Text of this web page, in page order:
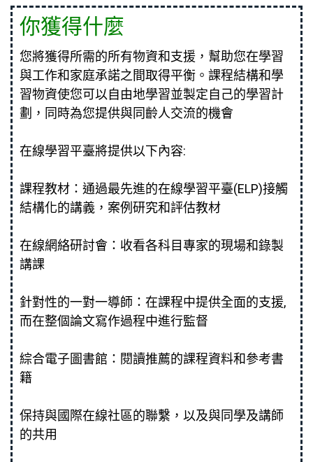
你獲得什麼
您將獲得所需的所有物資和支援，幫助您在學習
與工作和家庭承諾之間取得平衡。課程結構和學
習物資使您可以自由地學習並製定自己的學習計
劃，同時為您提供與同齡人交流的機會
在線學習平臺將提供以下內容:
課程教材：通過最先進的在線學習平臺(ELP)接觸
結構化的講義，案例研究和評估教材
在線網絡研討會：收看各科目專家的現場和錄製
講課
針對性的一對一導師：在課程中提供全面的支援,
而在整個論文寫作過程中進行監督
綜合電子圖書館：閱讀推薦的課程資料和參考書
籍
保持與國際在線社區的聯繫，以及與同學及講師
的共用